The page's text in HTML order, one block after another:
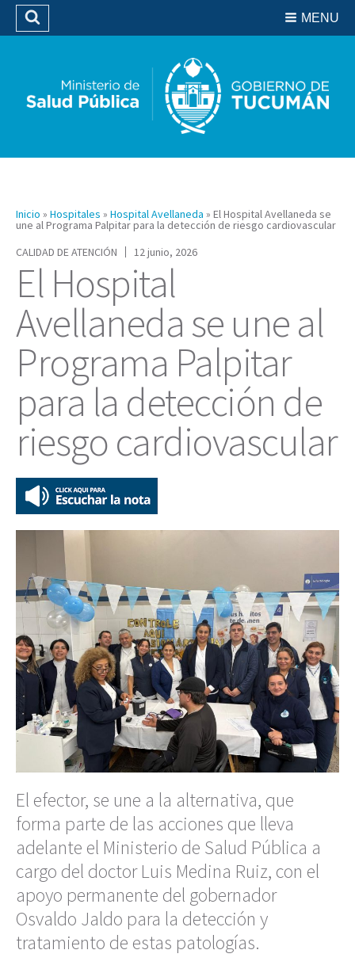
Biblioteca
MENU
Buscar
Inicio » Hospitales » Hospital Avellaneda » El Hospital Avellaneda se
une al Programa Palpitar para la detección de riesgo cardiovascular
CALIDAD DE ATENCIÓN
12 junio, 2026
El Hospital
Avellaneda se une al
Programa Palpitar
para la detección de
riesgo cardiovascular
El efector, se une a la alternativa, que
forma parte de las acciones que lleva
adelante el Ministerio de Salud Pública a
cargo del doctor Luis Medina Ruiz, con el
apoyo permanente del gobernador
Osvaldo Jaldo para la detección y
tratamiento de estas patologías.